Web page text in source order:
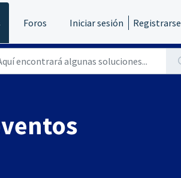
Foros Iniciar sesión Registrarse